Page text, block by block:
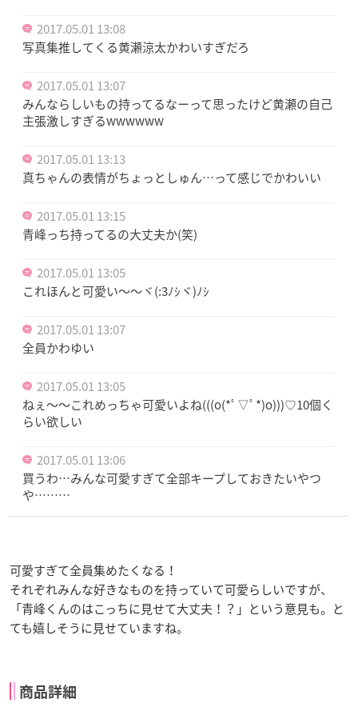
2017.05.01 13:08
写真集推してくる黄瀬涼太かわいすぎだろ
2017.05.01 13:07
みんならしいもの持ってるなーって思ったけど黄瀬の自己
主張激しすぎるwwwwww
2017.05.01 13:13
真ちゃんの表情がちょっとしゅん…って感じでかわいい
2017.05.01 13:15
青峰っち持ってるの大丈夫か(笑)
2017.05.01 13:05
これほんと可愛い～～ヾ(:3ﾉｼヾ)ﾉｼ
2017.05.01 13:07
全員かわゆい
2017.05.01 13:05
ねぇ〜〜これめっちゃ可愛いよね(((o(*ﾟ▽ﾟ*)o)))♡10個く
らい欲しい
2017.05.01 13:06
買うわ…みんな可愛すぎて全部キープしておきたいやつ
や………
可愛すぎて全員集めたくなる！
それぞれみんな好きなものを持っていて可愛らしいですが、
「青峰くんのはこっちに見せて大丈夫！？」という意見も。と
ても嬉しそうに見せていますね。
商品詳細